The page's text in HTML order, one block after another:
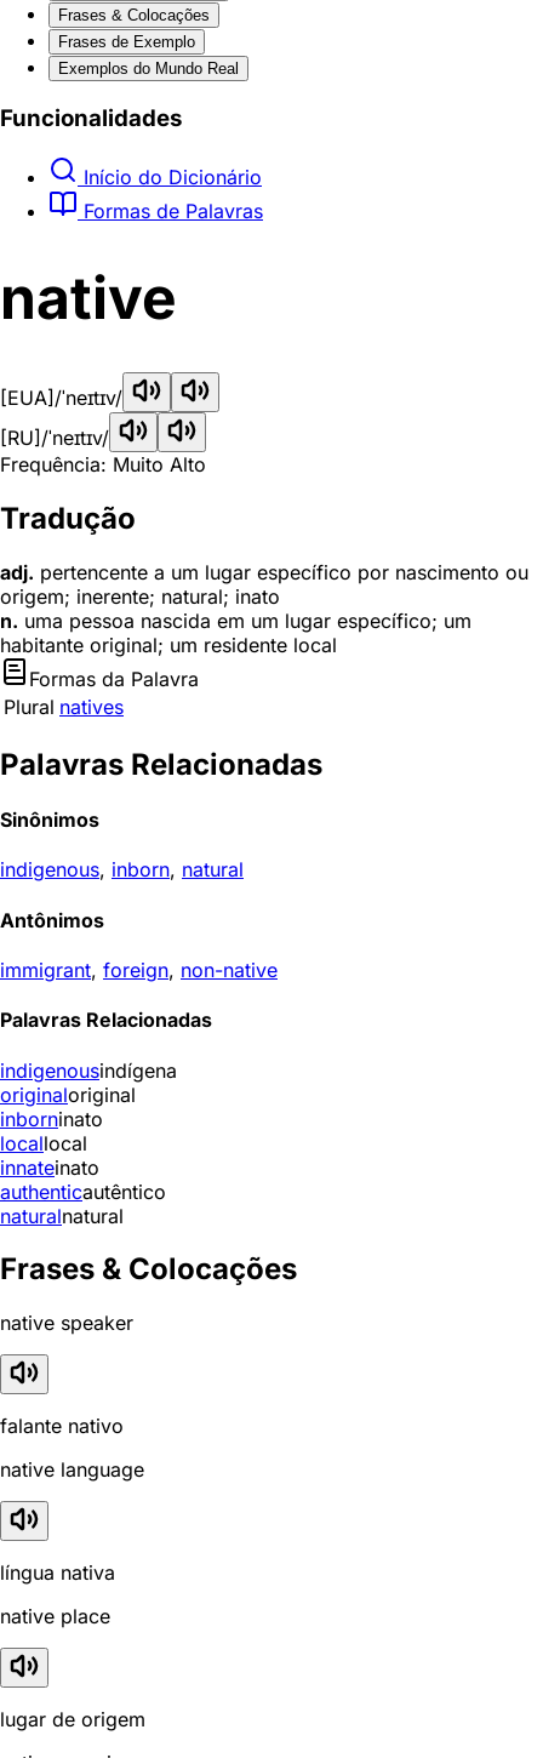
Frases & Colocações
Frases de Exemplo
Exemplos do Mundo Real
Funcionalidades
Início do Dicionário
Formas de Palavras
native
[EUA] /ˈneɪtɪv/
[RU] /ˈneɪtɪv/
Frequência: Muito Alto
Tradução
adj. pertencente a um lugar específico por nascimento ou
origem; inerente; natural; inato
n. uma pessoa nascida em um lugar específico; um
habitante original; um residente local
Formas da Palavra
Plural natives
Palavras Relacionadas
Sinônimos
indigenous, inborn, natural
Antônimos
immigrant, foreign, non-native
Palavras Relacionadas
indigenousindígena
originaloriginal
inborninato
locallocal
innateinato
authenticautêntico
naturalnatural
Frases & Colocações
native speaker
falante nativo
native language
língua nativa
native place
lugar de origem